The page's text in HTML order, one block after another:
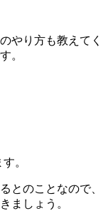
やり方も教えてく
。
。
とのことなので、
ましょう。